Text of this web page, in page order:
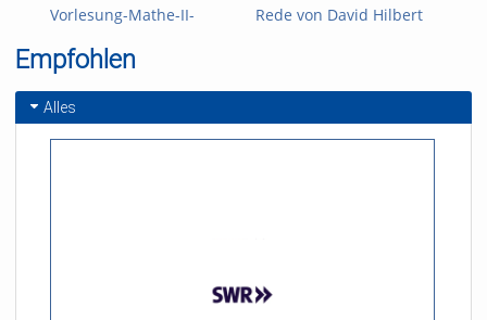
Vorlesung-Mathe-II-
Rede von David Hilbert
Empfohlen
Alles